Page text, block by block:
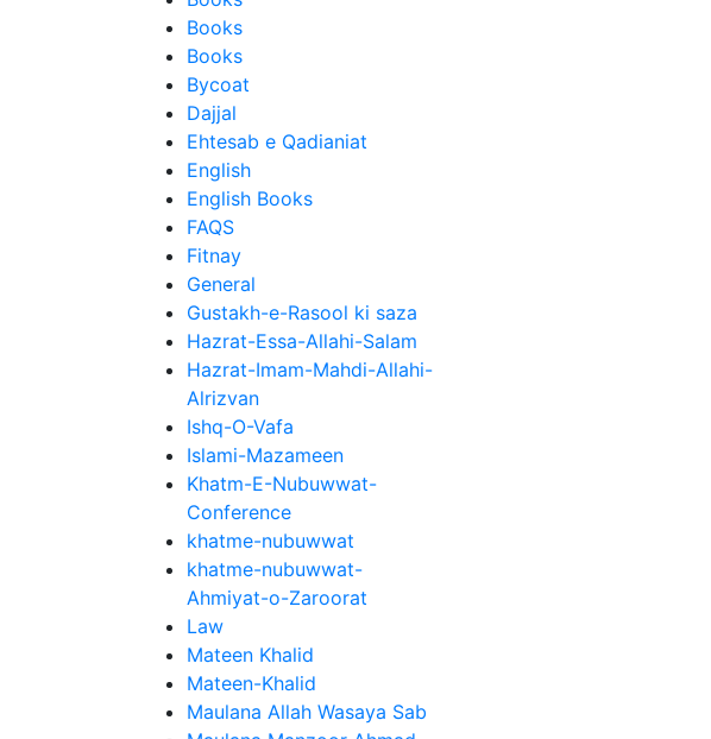
Books
Books
Bycoat
Dajjal
Ehtesab e Qadianiat
English
English Books
FAQS
Fitnay
General
Gustakh-e-Rasool ki saza
Hazrat-Essa-Allahi-Salam
Hazrat-Imam-Mahdi-Allahi-
Alrizvan
Ishq-O-Vafa
Islami-Mazameen
Khatm-E-Nubuwwat-
Conference
khatme-nubuwwat
khatme-nubuwwat-
Ahmiyat-o-Zaroorat
Law
Mateen Khalid
Mateen-Khalid
Maulana Allah Wasaya Sab